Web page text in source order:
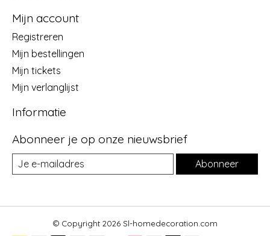
Mijn account
Registreren
Mijn bestellingen
Mijn tickets
Mijn verlanglijst
Informatie
Abonneer je op onze nieuwsbrief
Abonneer
© Copyright 2026 Sl-homedecoration.com